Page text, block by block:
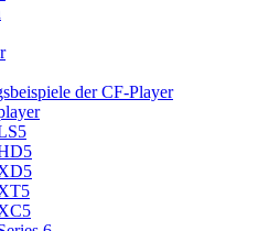
der CF-Player